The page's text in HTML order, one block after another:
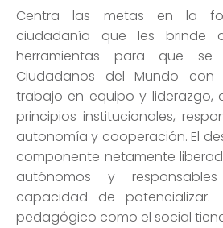
Centra las metas en la
ciudadanía que les brinde
herramientas para que se
Ciudadanos del Mundo con
trabajo en equipo y liderazgo,
principios institucionales,
autonomía y cooperación. El
componente netamente
autónomos y
capacidad de
pedagógico como el social